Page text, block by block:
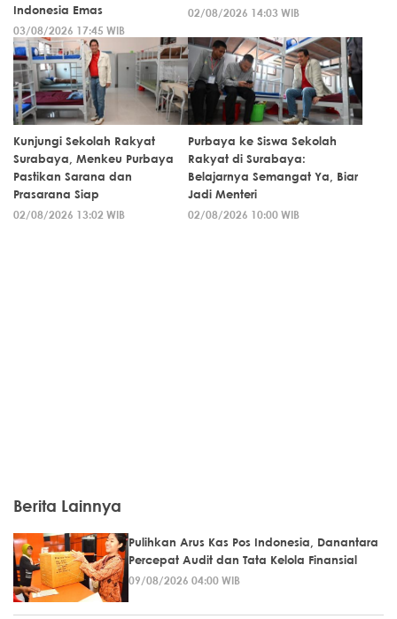
Indonesia Emas
03/08/2026 17:45 WIB
02/08/2026 14:03 WIB
Kunjungi Sekolah Rakyat
Surabaya, Menkeu Purbaya
Pastikan Sarana dan
Prasarana Siap
02/08/2026 13:02 WIB
Purbaya ke Siswa Sekolah
Rakyat di Surabaya:
Belajarnya Semangat Ya, Biar
Jadi Menteri
02/08/2026 10:00 WIB
Berita Lainnya
Pulihkan Arus Kas Pos Indonesia, Danantara
Percepat Audit dan Tata Kelola Finansial
09/08/2026 04:00 WIB